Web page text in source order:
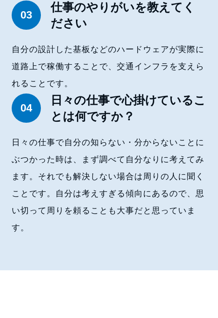
03
仕事のやりがいを教えてく
ださい
自分の設計した基板などのハードウェアが実際に
道路上で稼働することで、交通インフラを支えら
れることです。
04
日々の仕事で心掛けているこ
とは何ですか？
日々の仕事で自分の知らない・分からないことに
ぶつかった時は、まず調べて自分なりに考えてみ
ます。それでも解決しない場合は周りの人に聞く
ことです。自分は考えすぎる傾向にあるので、思
い切って周りを頼ることも大事だと思っていま
す。